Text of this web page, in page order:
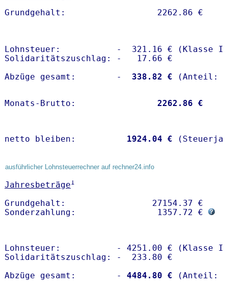
Lohnsteuer:           -  321.16 € (Klasse I)
Solidaritätszuschlag: -   17.66 €
Abzüge gesamt:        -
  338.82 €
Monats-Brutto: 2262.86 €
netto bleiben: 1924.04 €
ausführlicher Lohnsteuerrechner auf rechner24.info
Jahresbeträge1
Grundgehalt:                 27154.37 €
Sonderzahlung:                1357.72 €
Lohnsteuer:           - 4251.00 € (Klasse I)
Solidaritätszuschlag: -  233.80 €
Abzüge gesamt:        -
4484.80 €